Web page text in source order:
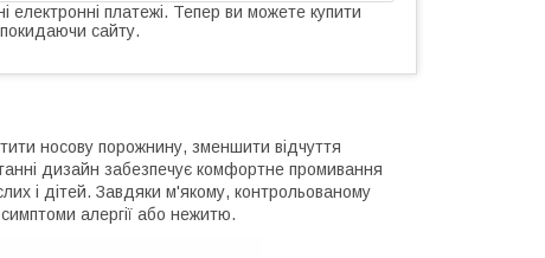
електронні платежі. Тепер ви можете купити
сайту.
носову порожнину, зменшити відчуття
дизайн забезпечує комфортне промивання
і дітей. Завдяки м'якому, контрольованому
алергії або нежитю.